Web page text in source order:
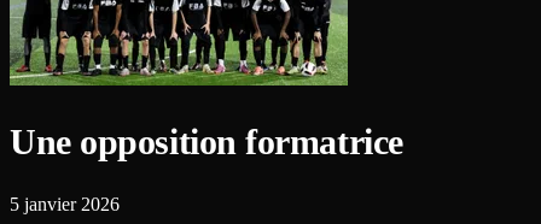
Une opposition formatrice
5 janvier 2026